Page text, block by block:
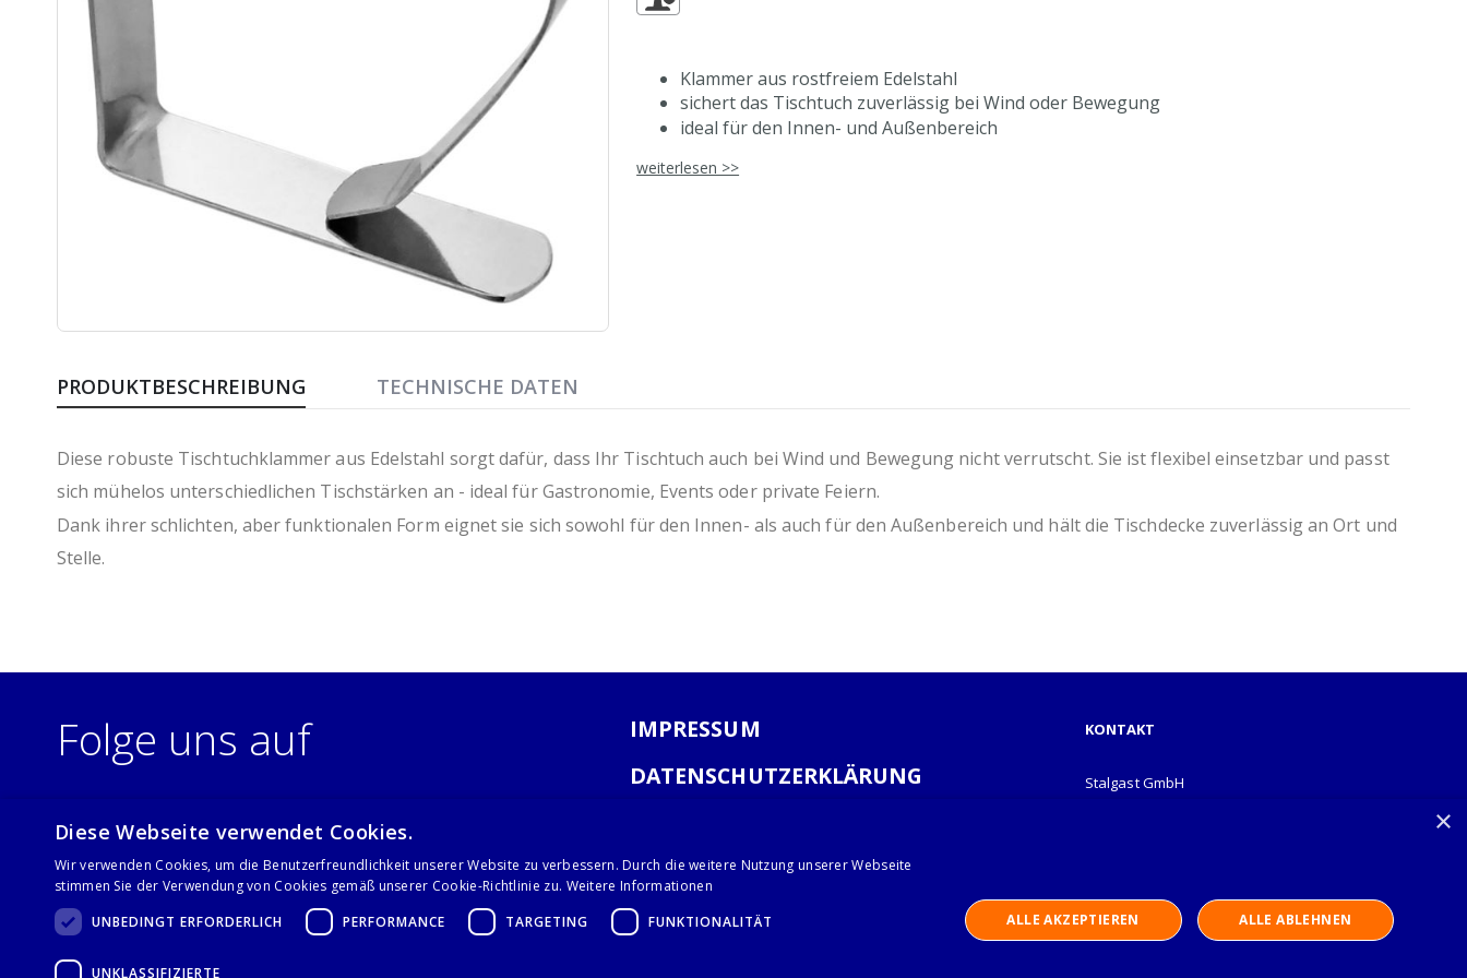
der
Bildergalerie
Klammer aus rostfreiem Edelstahl
sichert das Tischtuch zuverlässig bei Wind oder Bewegung
ideal für den Innen- und Außenbereich
weiterlesen >>
PRODUKTBESCHREIBUNG
Diese robuste Tischtuchklammer aus Edelstahl sorgt dafür, dass Ihr Tischtuch auch bei Wind und Bewegung nicht verrutscht. Sie ist flexibel einsetzbar und passt
sich mühelos unterschiedlichen Tischstärken an - ideal für Gastronomie, Events oder private Feiern.
Dank ihrer schlichten, aber funktionalen Form eignet sie sich sowohl für den Innen- als auch für den Außenbereich und hält die Tischdecke zuverlässig an Ort und
Stelle.
TECHNISCHE DATEN
Folge uns auf
IMPRESSUM
DATENSCHUTZERKLÄRUNG
KONTAKT
Stalgast GmbH
×
Diese Webseite verwendet Cookies.
Wir verwenden Cookies, um die Benutzerfreundlichkeit unserer Website zu verbessern. Durch die weitere Nutzung unserer Webseite
stimmen Sie der Verwendung von Cookies gemäß unserer Cookie-Richtlinie zu. Weitere Informationen
UNBEDINGT ERFORDERLICH
PERFORMANCE TARGETING FUNKTIONALITÄT
UNKLASSIFIZIERTE
ALLE AKZEPTIEREN ALLE ABLEHNEN